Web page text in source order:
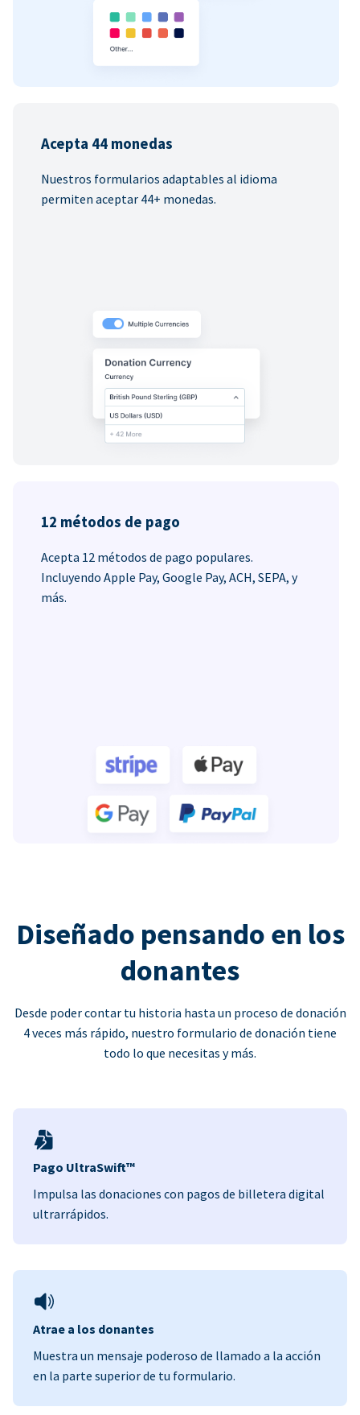
Acepta 44 monedas
Nuestros formularios adaptables al idioma
permiten aceptar 44+ monedas.
12 métodos de pago
Acepta 12 métodos de pago populares.
Incluyendo Apple Pay, Google Pay, ACH, SEPA, y
más.
Diseñado pensando en los
donantes
Desde poder contar tu historia hasta un proceso de donación
4 veces más rápido, nuestro formulario de donación tiene
todo lo que necesitas y más.
Pago UltraSwift™
Impulsa las donaciones con pagos de billetera digital
ultrarrápidos.
Atrae a los donantes
Muestra un mensaje poderoso de llamado a la acción
en la parte superior de tu formulario.